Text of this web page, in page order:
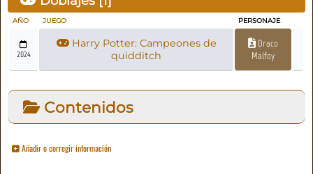
AÑO JUEGO PERSONAJE
2024
Harry Potter: Campeones de
quidditch
Draco
Malfoy
Contenidos
Añadir o corregir información